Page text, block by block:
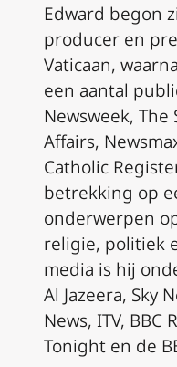
Edward begon
producer en
Vaticaan,
een aantal
Newsweek, The
Affairs,
Catholic
betrekking op
onderwerpen
religie, politiek
media is hij
Al Jazeera, Sky
News, ITV, BBC
Tonight en de